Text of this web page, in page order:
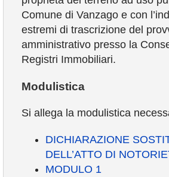
Comune di Vanzago e con
estremi di trascrizione del
amministrativo presso la
Registri Immobiliari.
Modulistica
Si allega la modulistica
DICHIARAZIONE
DELL’ATTO DI
MODULO 1